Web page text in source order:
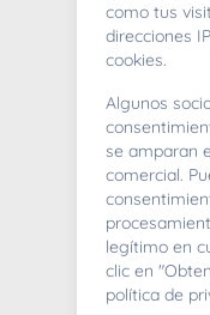
como tus
direcciones
cookies.
Algunos
se amparan
comercial.
legítimo en
clic en
política de